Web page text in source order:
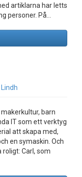
artiklarna har letts
personer. På…
barn
IT som ett verktyg
att skapa med,
en symaskin. Och
Carl, som